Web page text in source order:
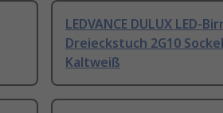
LEDVANCE DULUX LED-
Dreieckstuch 2G10 Sockel
Kaltweiß